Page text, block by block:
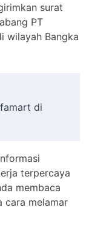
surat
PT
wilayah Bangka
di
terpercaya
membaca
cara melamar